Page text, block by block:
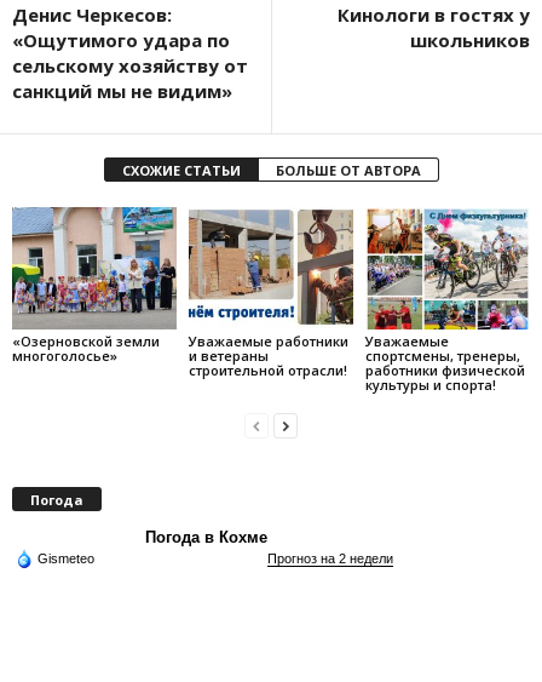
Денис Черкесов:
«Ощутимого удара по
сельскому хозяйству от
санкций мы не видим»
Кинологи в гостях у
школьников
СХОЖИЕ СТАТЬИ БОЛЬШЕ ОТ АВТОРА
«Озерновской земли
многоголосье»
Уважаемые работники
и ветераны
строительной отрасли!
Уважаемые
спортсмены, тренеры,
работники физической
культуры и спорта!
Погода
Погода в Кохме
Gismeteo Прогноз на 2 недели